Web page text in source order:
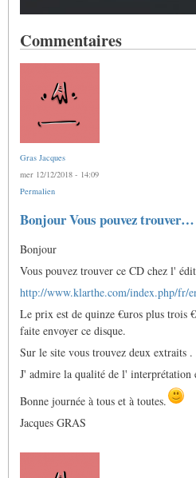
Commentaires
Gras Jacques
mer 12/12/2018 - 14:09
Permalien
Bonjour Vous pouvez trouver…
Bonjour
Vous pouvez trouver ce CD chez l'
http://www.klarthe.com/index.php/fr/
Le prix est de quinze €uros plus trois
faite envoyer ce disque.
Sur le site vous trouvez deux extraits .
J' admire la qualité de l' interprétation
Bonne journée à tous et à toutes.
Jacques GRAS